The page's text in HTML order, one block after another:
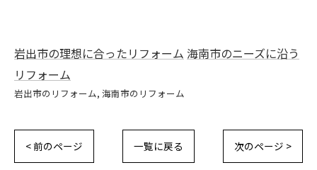
岩出市の理想に合ったリフォーム 海南市のニーズに沿う
リフォーム
岩出市のリフォーム 海南市のリフォーム
< 前のページ 一覧に戻る 次のページ >